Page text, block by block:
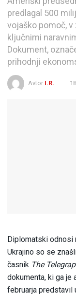
predlagal 500
vojaško pomoč,
ključnimi
Dokument,
prihodnji
Avtor I.R.
Diplomatski odnosi
Ukrajino so se
časnik The
dokumenta, ki ga je
februarja predstavil